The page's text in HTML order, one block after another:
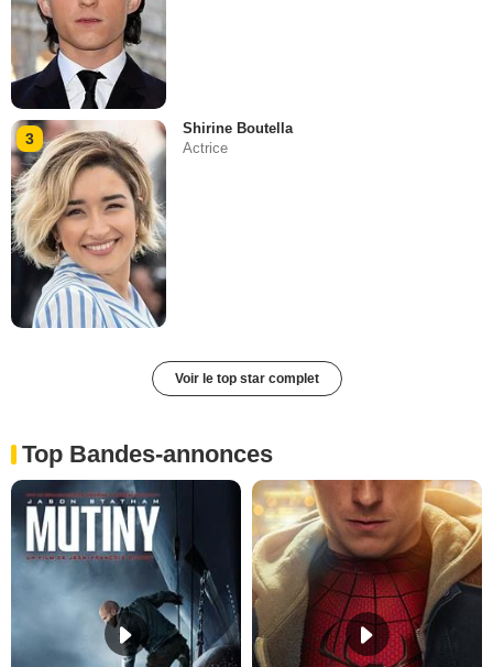
3
Shirine Boutella
Actrice
Voir le top star complet
Top Bandes-annonces